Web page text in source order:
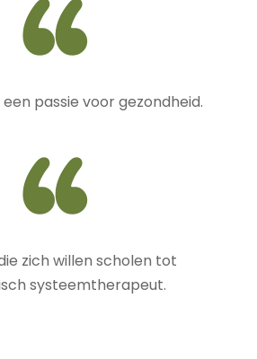
passie voor gezondheid.
zich willen scholen tot
systeemtherapeut.